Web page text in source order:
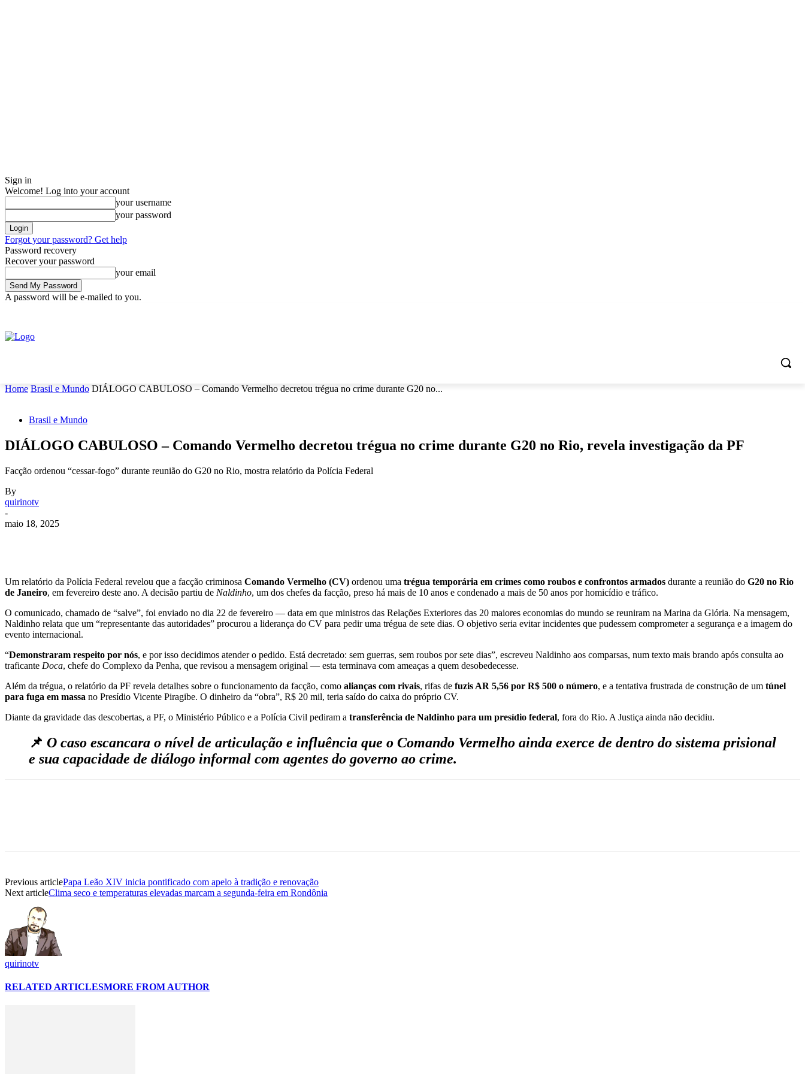
Sign in
Welcome! Log into your account
your username
your password
Forgot your password? Get help
Password recovery
Recover your password
your email
A password will be e-mailed to you.
Home Brasil e Mundo DIÁLOGO CABULOSO – Comando Vermelho decretou trégua no crime durante G20 no...
Brasil e Mundo
DIÁLOGO CABULOSO – Comando Vermelho decretou trégua no crime durante G20 no Rio, revela investigação da PF
Facção ordenou “cessar-fogo” durante reunião do G20 no Rio, mostra relatório da Polícia Federal
By
quirinotv
-
maio 18, 2025
Um relatório da Polícia Federal revelou que a facção criminosa Comando Vermelho (CV) ordenou uma trégua temporária em crimes como roubos e confrontos armados durante a reunião do G20 no Rio
de Janeiro, em fevereiro deste ano. A decisão partiu de Naldinho, um dos chefes da facção, preso há mais de 10 anos e condenado a mais de 50 anos por homicídio e tráfico.
O comunicado, chamado de “salve”, foi enviado no dia 22 de fevereiro — data em que ministros das Relações Exteriores das 20 maiores economias do mundo se reuniram na Marina da Glória. Na mensagem,
Naldinho relata que um “representante das autoridades” procurou a liderança do CV para pedir uma trégua de sete dias. O objetivo seria evitar incidentes que pudessem comprometer a segurança e a imagem do
evento internacional.
“Demonstraram respeito por nós, e por isso decidimos atender o pedido. Está decretado: sem guerras, sem roubos por sete dias”, escreveu Naldinho aos comparsas, num texto mais brando após consulta ao
traficante Doca, chefe do Complexo da Penha, que revisou a mensagem original — esta terminava com ameaças a quem desobedecesse.
Além da trégua, o relatório da PF revela detalhes sobre o funcionamento da facção, como alianças com rivais, rifas de fuzis AR 5,56 por R$ 500 o número, e a tentativa frustrada de construção de um túnel
para fuga em massa no Presídio Vicente Piragibe. O dinheiro da “obra”, R$ 20 mil, teria saído do caixa do próprio CV.
Diante da gravidade das descobertas, a PF, o Ministério Público e a Polícia Civil pediram a transferência de Naldinho para um presídio federal, fora do Rio. A Justiça ainda não decidiu.
📌 O caso escancara o nível de articulação e influência que o Comando Vermelho ainda exerce de dentro do sistema prisional
e sua capacidade de diálogo informal com agentes do governo ao crime.
Previous articlePapa Leão XIV inicia pontificado com apelo à tradição e renovação
Next articleClima seco e temperaturas elevadas marcam a segunda-feira em Rondônia
quirinotv
RELATED ARTICLESMORE FROM AUTHOR